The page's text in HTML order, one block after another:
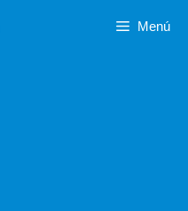
Menú